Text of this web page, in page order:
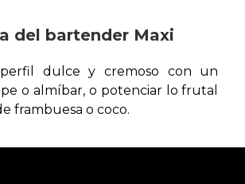
del bartender Maxi
dulce y cremoso con un
o almíbar, o potenciar lo frutal
frambuesa o coco.